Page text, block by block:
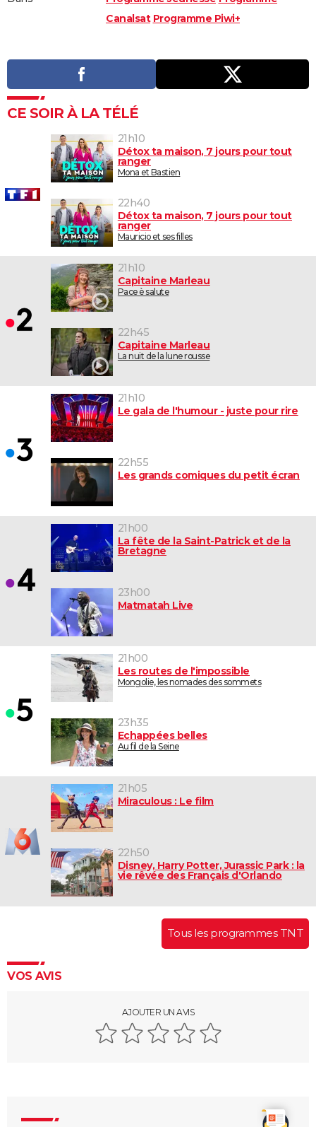
Canalsat Programme Piwi+
CE SOIR À LA TÉLÉ
21h10
Détox ta maison, 7 jours pour tout
ranger
Mona et Bastien
22h40
Détox ta maison, 7 jours pour tout
ranger
Mauricio et ses filles
21h10
Capitaine Marleau
Pace è salute
22h45
Capitaine Marleau
La nuit de la lune rousse
21h10
Le gala de l'humour - juste pour rire
22h55
Les grands comiques du petit écran
21h00
La fête de la Saint-Patrick et de la
Bretagne
23h00
Matmatah Live
21h00
Les routes de l'impossible
Mongolie, les nomades des sommets
23h35
Echappées belles
Au fil de la Seine
21h05
Miraculous : Le film
22h50
Disney, Harry Potter, Jurassic Park : la
vie rêvée des Français d'Orlando
Tous les programmes TNT
VOS AVIS
AJOUTER UN AVIS